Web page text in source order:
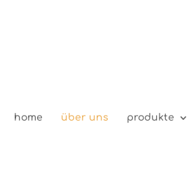
home über uns produkte